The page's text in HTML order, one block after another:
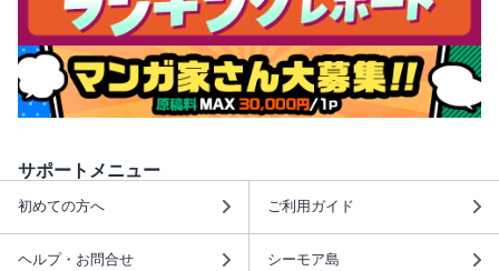
サポートメニュー
初めての方へ ご利用ガイド
ヘルプ・お問合せ シーモア島